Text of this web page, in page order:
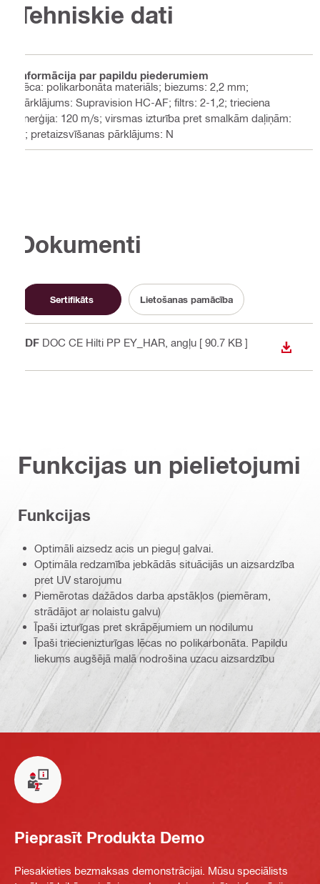
Tehniskie dati
Informācija par papildu piederumiem
Lēca: polikarbonāta materiāls; biezums: 2,2 mm;
pārklājums: Supravision HC-AF; filtrs: 2-1,2; trieciena
enerģija: 120 m/s; virsmas izturība pret smalkām daļiņām:
K; pretaizsvīšanas pārklājums: N
Dokumenti
Sertifikāts Lietošanas pamācība
PDF DOC CE Hilti PP EY_HAR , angļu [ 90.7 KB ]
Funkcijas un pielietojumi
Funkcijas
Optimāli aizsedz acis un pieguļ galvai.
Optimāla redzamība jebkādās situācijās un aizsardzība
pret UV starojumu
Piemērotas dažādos darba apstākļos (piemēram,
strādājot ar nolaistu galvu)
Īpaši izturīgas pret skrāpējumiem un nodilumu
Īpaši triecienizturīgas lēcas no polikarbonāta. Papildu
liekums augšējā malā nodrošina uzacu aizsardzību
Pieprasīt Produkta Demo
Piesakieties bezmaksas demonstrācijai. Mūsu speciālists